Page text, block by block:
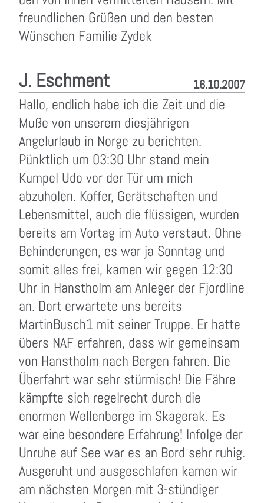
freundlichen Grüßen und den besten
Wünschen Familie Zydek
J. Eschment 16.10.2007
Hallo, endlich habe ich die Zeit und die
Muße von unserem diesjährigen
Angelurlaub in Norge zu berichten.
Pünktlich um 03:30 Uhr stand mein
Kumpel Udo vor der Tür um mich
abzuholen. Koffer, Gerätschaften und
Lebensmittel, auch die flüssigen, wurden
bereits am Vortag im Auto verstaut. Ohne
Behinderungen, es war ja Sonntag und
somit alles frei, kamen wir gegen 12:30
Uhr in Hanstholm am Anleger der Fjordline
an. Dort erwartete uns bereits
MartinBusch1 mit seiner Truppe. Er hatte
übers NAF erfahren, dass wir gemeinsam
von Hanstholm nach Bergen fahren. Die
Überfahrt war sehr stürmisch! Die Fähre
kämpfte sich regelrecht durch die
enormen Wellenberge im Skagerak. Es
war eine besondere Erfahrung! Infolge der
Unruhe auf See war es an Bord sehr ruhig.
Ausgeruht und ausgeschlafen kamen wir
am nächsten Morgen mit 3-stündiger